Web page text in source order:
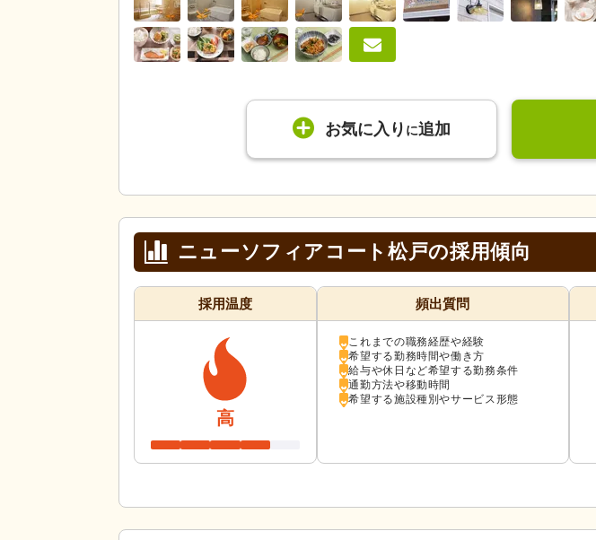
お気に入り に追加
ニューソフィアコート松戸の採用傾向
採用温度
高
頻出質問
これまでの職務経歴や経験
希望する勤務時間や働き方
給与や休日など希望する勤務条件
通勤方法や移動時間
希望する施設種別やサービス形態